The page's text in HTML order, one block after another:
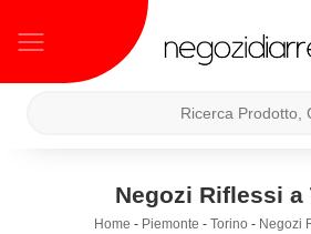
Negozi Riflessi a
Home - Piemonte - Torino - Negozi